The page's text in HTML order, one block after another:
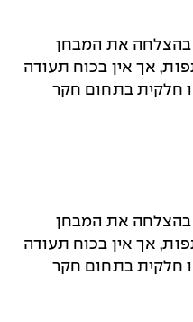
בהצלחה את המבחן
אך אין בכוח תעודה
חלקית בתחום חקר
בהצלחה את המבחן
אך אין בכוח תעודה
חלקית בתחום חקר